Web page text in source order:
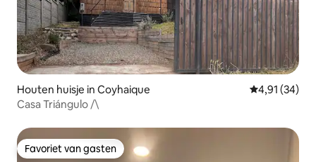
Houten huisje in Coyhaique Gemiddelde
4,91 (34)
Casa Triángulo /\
Favoriet van gasten
Favoriet van gasten